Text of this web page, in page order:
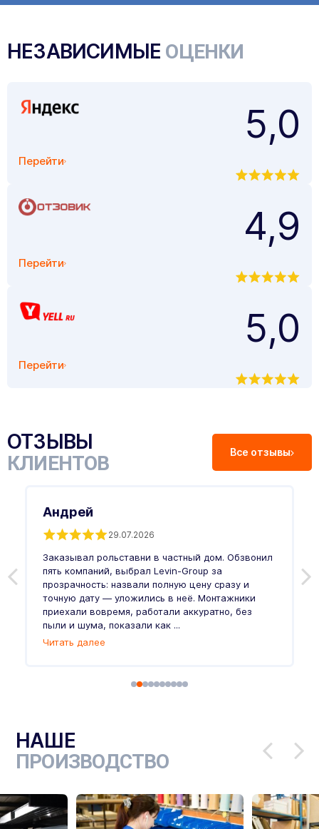
НЕЗАВИСИМЫЕ ОЦЕНКИ
Перейти
5,0
Перейти
4,9
Перейти
5,0
ОТЗЫВЫ
КЛИЕНТОВ Все отзывы
Андрей
29.07.2026
Заказывал рольставни в частный дом. Обзвонил
пять компаний, выбрал Levin-Group за
прозрачность: назвали полную цену сразу и
точную дату — уложились в неё. Монтажники
приехали вовремя, работали аккуратно, без
пыли и шума, показали как ...
Читать далее
НАШЕ
ПРОИЗВОДСТВО